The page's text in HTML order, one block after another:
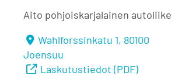
Aito pohjoiskarjalainen autoliike
Wahlforssinkatu 1, 80100
Joensuu
Laskutustiedot (PDF)